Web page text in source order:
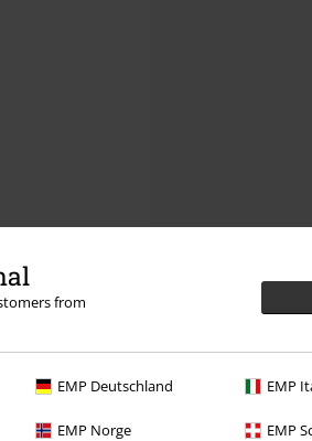
from
EMP Deutschland EMP
EMP Norge EMP